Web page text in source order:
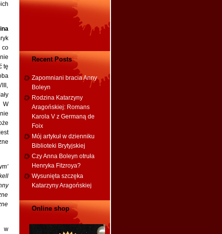
tę
W
w
Recent Posts
Zapomniani bracia Anny
Boleyn
Rodzina Katarzyny
Aragońskiej: Romans
Karola V z Germaną de
Foix
Mój artykuł w dzienniku
Biblioteki Brytyjskiej
Czy Anna Boleyn otruła
Henryka Fitzroya?
Wysunięta szczęka
Katarzyny Aragońskiej
Online shop